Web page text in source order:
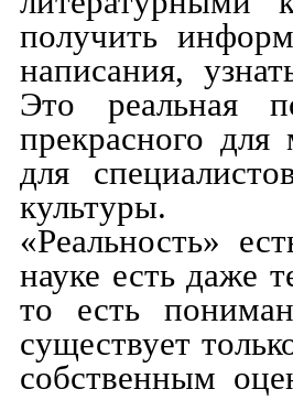
получить
написания,
Это реальная
прекрасного для
для
культуры.
«Реальность»
науке есть даже
то есть
существует
собственным